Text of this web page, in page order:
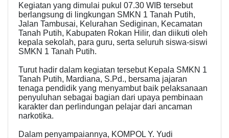
Kegiatan yang dimulai pukul 07.30 WIB tersebut
berlangsung di lingkungan SMKN 1 Tanah Putih,
Jalan Tambusai, Kelurahan Sediginan, Kecamatan
Tanah Putih, Kabupaten Rokan Hilir, dan diikuti oleh
kepala sekolah, para guru, serta seluruh siswa-siswi
SMKN 1 Tanah Putih.
Turut hadir dalam kegiatan tersebut Kepala SMKN 1
Tanah Putih, Mardiana, S.Pd., bersama jajaran
tenaga pendidik yang menyambut baik pelaksanaan
penyuluhan sebagai bagian dari upaya pembinaan
karakter dan perlindungan pelajar dari ancaman
narkotika.
Dalam penyampaiannya, KOMPOL Y. Yudi